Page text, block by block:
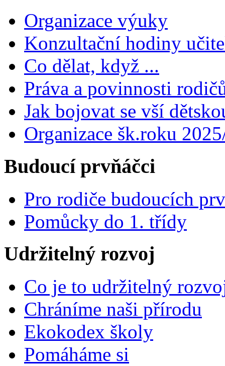
Organizace výuky
Konzultační hodiny
Co dělat, když ...
Práva a povinnosti
Jak bojovat se vší
Organizace šk.roku
Budoucí prvňáčci
Pro rodiče budoucích
Pomůcky do 1. třídy
Udržitelný rozvoj
Co je to udržitelný
Chráníme naši přírodu
Ekokodex školy
Pomáháme si